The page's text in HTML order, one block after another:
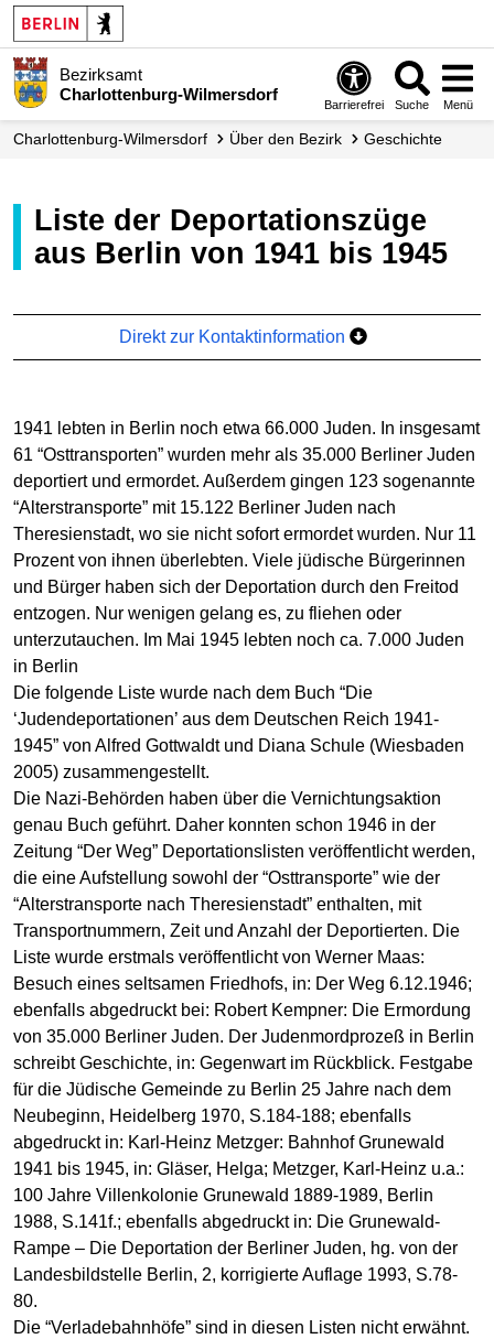
Bezirksamt
Charlottenburg-Wilmersdorf
Barrierefrei Suche Menü
Charlottenburg-Wilmersdorf Über den Bezirk Geschichte
Liste der Deportationszüge
aus Berlin von 1941 bis 1945
Direkt zur Kontaktinformation
1941 lebten in Berlin noch etwa 66.000 Juden. In insgesamt
61 “Osttransporten” wurden mehr als 35.000 Berliner Juden
deportiert und ermordet. Außerdem gingen 123 sogenannte
“Alterstransporte” mit 15.122 Berliner Juden nach
Theresienstadt, wo sie nicht sofort ermordet wurden. Nur 11
Prozent von ihnen überlebten. Viele jüdische Bürgerinnen
und Bürger haben sich der Deportation durch den Freitod
entzogen. Nur wenigen gelang es, zu fliehen oder
unterzutauchen. Im Mai 1945 lebten noch ca. 7.000 Juden
in Berlin
Die folgende Liste wurde nach dem Buch “Die
‘Judendeportationen’ aus dem Deutschen Reich 1941-
1945” von Alfred Gottwaldt und Diana Schule (Wiesbaden
2005) zusammengestellt.
Die Nazi-Behörden haben über die Vernichtungsaktion
genau Buch geführt. Daher konnten schon 1946 in der
Zeitung “Der Weg” Deportationslisten veröffentlicht werden,
die eine Aufstellung sowohl der “Osttransporte” wie der
“Alterstransporte nach Theresienstadt” enthalten, mit
Transportnummern, Zeit und Anzahl der Deportierten. Die
Liste wurde erstmals veröffentlicht von Werner Maas:
Besuch eines seltsamen Friedhofs, in: Der Weg 6.12.1946;
ebenfalls abgedruckt bei: Robert Kempner: Die Ermordung
von 35.000 Berliner Juden. Der Judenmordprozeß in Berlin
schreibt Geschichte, in: Gegenwart im Rückblick. Festgabe
für die Jüdische Gemeinde zu Berlin 25 Jahre nach dem
Neubeginn, Heidelberg 1970, S.184-188; ebenfalls
abgedruckt in: Karl-Heinz Metzger: Bahnhof Grunewald
1941 bis 1945, in: Gläser, Helga; Metzger, Karl-Heinz u.a.:
100 Jahre Villenkolonie Grunewald 1889-1989, Berlin
1988, S.141f.; ebenfalls abgedruckt in: Die Grunewald-
Rampe – Die Deportation der Berliner Juden, hg. von der
Landesbildstelle Berlin, 2, korrigierte Auflage 1993, S.78-
80.
Die “Verladebahnhöfe” sind in diesen Listen nicht erwähnt.